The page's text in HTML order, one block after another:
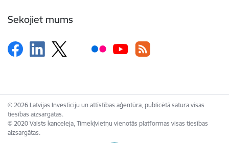
Sekojiet mums
© 2026 Latvijas Investīciju un attīstības aģentūra, publicētā satura visas
tiesības aizsargātas.
© 2020 Valsts kanceleja, Tīmekļvietņu vienotās platformas visas tiesības
aizsargātas.